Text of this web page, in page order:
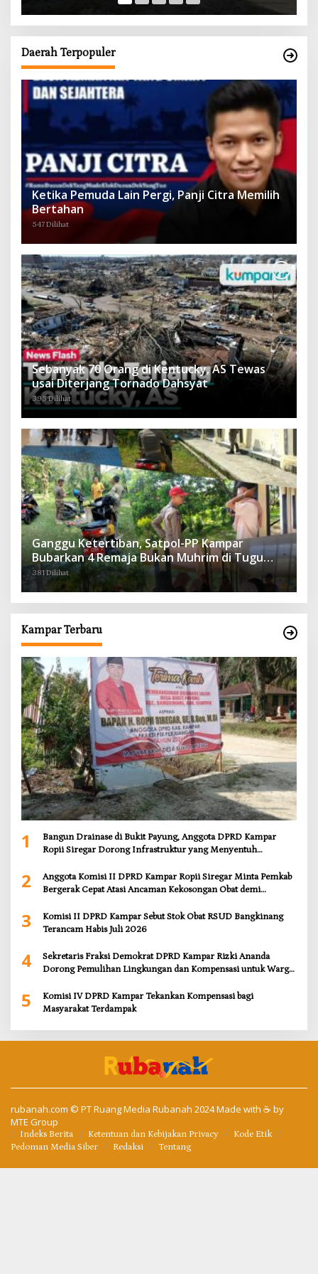
Daerah Terpopuler
Ketika Pemuda Lain Pergi, Panji Citra Memilih
Bertahan
547 Dilihat
Sebanyak 70 Orang di Kentucky, AS Tewas
usai Diterjang Tornado Dahsyat
395 Dilihat
Ganggu Ketertiban, Satpol-PP Kampar
Bubarkan 4 Remaja Bukan Muhrim di Tugu
Batu Hitam dan Tigo Tungku Sajoangan
381 Dilihat
Kampar Terbaru
1
Bangun Drainase di Bukit Payung, Anggota DPRD Kampar
Ropii Siregar Dorong Infrastruktur yang Menyentuh
2
Anggota Komisi II DPRD Kampar Ropii Siregar Minta Pemkab
Bergerak Cepat Atasi Ancaman Kekosongan Obat demi
3
Komisi II DPRD Kampar Sebut Stok Obat RSUD Bangkinang
Terancam Habis Juli 2026
4
Sekretaris Fraksi Demokrat DPRD Kampar Rizki Ananda
Dorong Pemulihan Lingkungan dan Kompensasi untuk Warga
5
Komisi IV DPRD Kampar Tekankan Kompensasi bagi
Masyarakat Terdampak
rubanah.com © PT Ruang Media Rubanah 2024 Made with ☕ by
MTE Group
Indeks Berita Ketentuan dan Kebijakan Privacy
Kode Etik
Pedoman Media Siber
Redaksi Tentang